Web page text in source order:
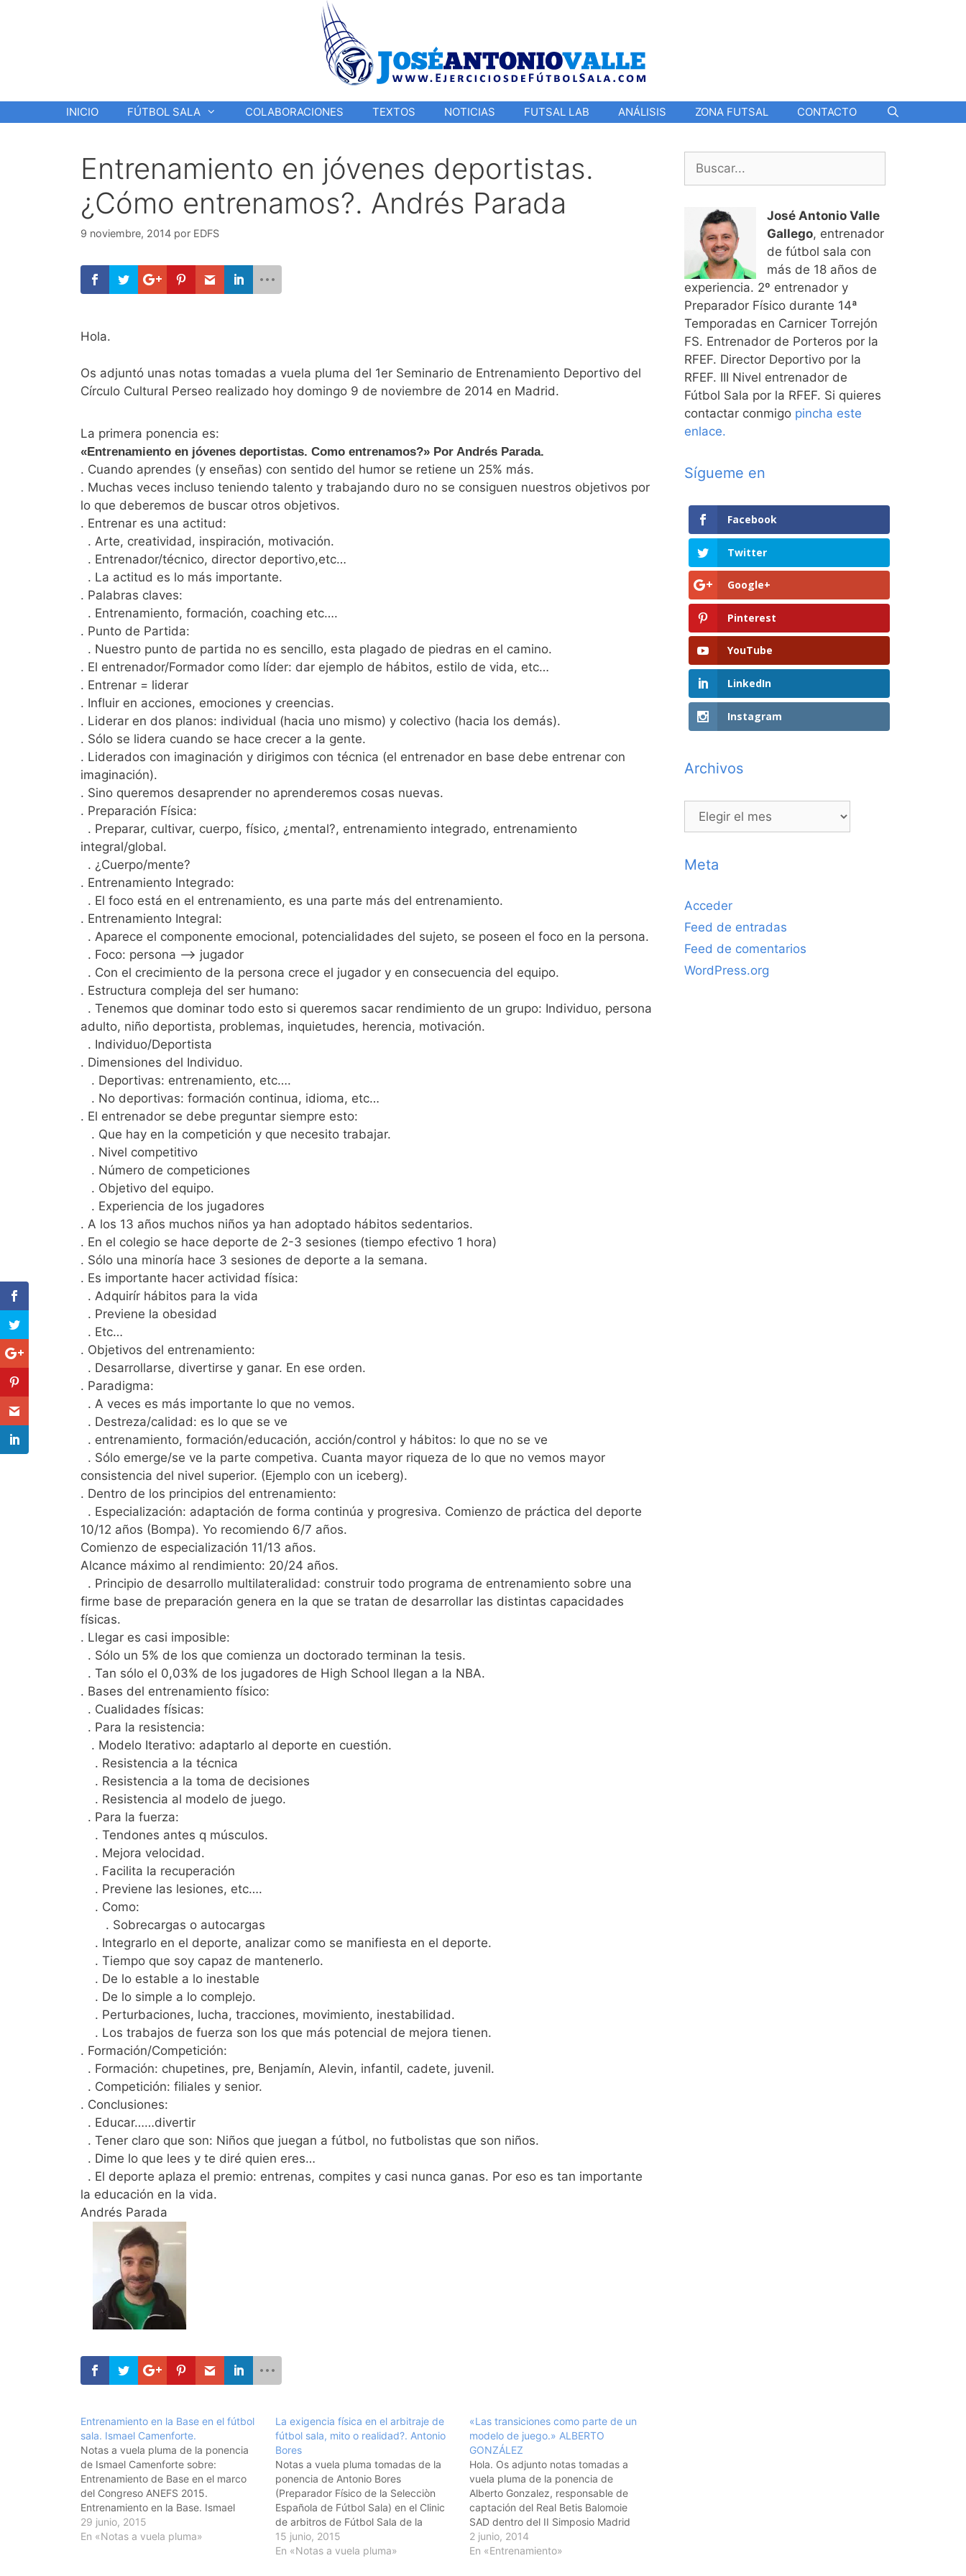
INICIO FÚTBOL SALA COLABORACIONES TEXTOS NOTICIAS FUTSAL LAB ANÁLISIS ZONA FUTSAL CONTACTO
Entrenamiento en jóvenes deportistas.
¿Cómo entrenamos?. Andrés Parada
9 noviembre, 2014 por EDFS
Hola.
Os adjuntó unas notas tomadas a vuela pluma del 1er Seminario de Entrenamiento Deportivo del
Círculo Cultural Perseo realizado hoy domingo 9 de noviembre de 2014 en Madrid.
La primera ponencia es:
«Entrenamiento en jóvenes deportistas. Como entrenamos?» Por Andrés Parada.
. Cuando aprendes (y enseñas) con sentido del humor se retiene un 25% más.
. Muchas veces incluso teniendo talento y trabajando duro no se consiguen nuestros objetivos por
lo que deberemos de buscar otros objetivos.
. Entrenar es una actitud:
. Arte, creatividad, inspiración, motivación.
. Entrenador/técnico, director deportivo,etc…
. La actitud es lo más importante.
. Palabras claves:
. Entrenamiento, formación, coaching etc….
. Punto de Partida:
. Nuestro punto de partida no es sencillo, esta plagado de piedras en el camino.
. El entrenador/Formador como líder: dar ejemplo de hábitos, estilo de vida, etc…
. Entrenar = liderar
. Influir en acciones, emociones y creencias.
. Liderar en dos planos: individual (hacia uno mismo) y colectivo (hacia los demás).
. Sólo se lidera cuando se hace crecer a la gente.
. Liderados con imaginación y dirigimos con técnica (el entrenador en base debe entrenar con
imaginación).
. Sino queremos desaprender no aprenderemos cosas nuevas.
. Preparación Física:
. Preparar, cultivar, cuerpo, físico, ¿mental?, entrenamiento integrado, entrenamiento
integral/global.
. ¿Cuerpo/mente?
. Entrenamiento Integrado:
. El foco está en el entrenamiento, es una parte más del entrenamiento.
. Entrenamiento Integral:
. Aparece el componente emocional, potencialidades del sujeto, se poseen el foco en la persona.
. Foco: persona —-> jugador
. Con el crecimiento de la persona crece el jugador y en consecuencia del equipo.
. Estructura compleja del ser humano:
. Tenemos que dominar todo esto si queremos sacar rendimiento de un grupo: Individuo, persona
adulto, niño deportista, problemas, inquietudes, herencia, motivación.
. Individuo/Deportista
. Dimensiones del Individuo.
. Deportivas: entrenamiento, etc….
. No deportivas: formación continua, idioma, etc…
. El entrenador se debe preguntar siempre esto:
. Que hay en la competición y que necesito trabajar.
. Nivel competitivo
. Número de competiciones
. Objetivo del equipo.
. Experiencia de los jugadores
. A los 13 años muchos niños ya han adoptado hábitos sedentarios.
. En el colegio se hace deporte de 2-3 sesiones (tiempo efectivo 1 hora)
. Sólo una minoría hace 3 sesiones de deporte a la semana.
. Es importante hacer actividad física:
. Adquirír hábitos para la vida
. Previene la obesidad
. Etc…
. Objetivos del entrenamiento:
. Desarrollarse, divertirse y ganar. En ese orden.
. Paradigma:
. A veces es más importante lo que no vemos.
. Destreza/calidad: es lo que se ve
. entrenamiento, formación/educación, acción/control y hábitos: lo que no se ve
. Sólo emerge/se ve la parte competiva. Cuanta mayor riqueza de lo que no vemos mayor
consistencia del nivel superior. (Ejemplo con un iceberg).
. Dentro de los principios del entrenamiento:
. Especialización: adaptación de forma continúa y progresiva. Comienzo de práctica del deporte
10/12 años (Bompa). Yo recomiendo 6/7 años.
Comienzo de especialización 11/13 años.
Alcance máximo al rendimiento: 20/24 años.
. Principio de desarrollo multilateralidad: construir todo programa de entrenamiento sobre una
firme base de preparación genera en la que se tratan de desarrollar las distintas capacidades
físicas.
. Llegar es casi imposible:
. Sólo un 5% de los que comienza un doctorado terminan la tesis.
. Tan sólo el 0,03% de los jugadores de High School llegan a la NBA.
. Bases del entrenamiento físico:
. Cualidades físicas:
. Para la resistencia:
. Modelo Iterativo: adaptarlo al deporte en cuestión.
. Resistencia a la técnica
. Resistencia a la toma de decisiones
. Resistencia al modelo de juego.
. Para la fuerza:
. Tendones antes q músculos.
. Mejora velocidad.
. Facilita la recuperación
. Previene las lesiones, etc….
. Como:
. Sobrecargas o autocargas
. Integrarlo en el deporte, analizar como se manifiesta en el deporte.
. Tiempo que soy capaz de mantenerlo.
. De lo estable a lo inestable
. De lo simple a lo complejo.
. Perturbaciones, lucha, tracciones, movimiento, inestabilidad.
. Los trabajos de fuerza son los que más potencial de mejora tienen.
. Formación/Competición:
. Formación: chupetines, pre, Benjamín, Alevin, infantil, cadete, juvenil.
. Competición: filiales y senior.
. Conclusiones:
. Educar……divertir
. Tener claro que son: Niños que juegan a fútbol, no futbolistas que son niños.
. Dime lo que lees y te diré quien eres…
. El deporte aplaza el premio: entrenas, compites y casi nunca ganas. Por eso es tan importante
la educación en la vida.
Andrés Parada
Entrenamiento en la Base en el fútbol
sala. Ismael Camenforte.
Notas a vuela pluma de la ponencia
de Ismael Camenforte sobre:
Entrenamiento de Base en el marco
del Congreso ANEFS 2015.
Entrenamiento en la Base. Ismael
Camenforte. . Entrenamiento deportes
individual vs entrenamiento deportes
29 junio, 2015
En «Notas a vuela pluma»
La exigencia física en el arbitraje de
fútbol sala, mito o realidad?. Antonio
Bores
Notas a vuela pluma tomadas de la
ponencia de Antonio Bores
(Preparador Físico de la Selecciòn
Española de Fútbol Sala) en el Clinic
de arbitros de Fútbol Sala de la
Federacion Catalana de fútbol.
Antonio Bores (Preparador físico
15 junio, 2015
En «Notas a vuela pluma»
«Las transiciones como parte de un
modelo de juego.» ALBERTO
GONZÁLEZ
Hola. Os adjunto notas tomadas a
vuela pluma de la ponencia de
Alberto Gonzalez, responsable de
captación del Real Betis Balomoie
SAD dentro del II Simposio Madrid
Capital del Fútbol 2014. Espero que
sea de vuestro interés. Un saludo
2 junio, 2014
En «Entrenamiento»
Buscar:
José Antonio Valle
Gallego, entrenador
de fútbol sala con
más de 18 años de
experiencia. 2º entrenador y
Preparador Físico durante 14ª
Temporadas en Carnicer Torrejón
FS. Entrenador de Porteros por la
RFEF. Director Deportivo por la
RFEF. III Nivel entrenador de
Fútbol Sala por la RFEF. Si quieres
contactar conmigo pincha este
enlace.
Sígueme en
Facebook
Twitter
Google+
Pinterest
YouTube
LinkedIn
Instagram
Archivos
Archivos
Meta
Acceder
Feed de entradas
Feed de comentarios
WordPress.org